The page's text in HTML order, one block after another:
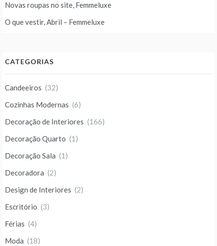
Novas roupas no site, Femmeluxe
O que vestir, Abril – Femmeluxe
CATEGORIAS
Candeeiros (32)
Cozinhas Modernas (6)
Decoração de Interiores (166)
Decoração Quarto (1)
Decoração Sala (1)
Decoradora (2)
Design de Interiores (2)
Escritório (3)
Férias (4)
Moda (18)